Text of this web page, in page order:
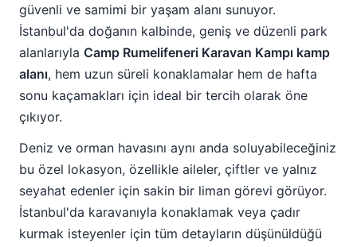
güvenli ve samimi bir yaşam alanı sunuyor.
İstanbul'da doğanın kalbinde, geniş ve düzenli park
alanlarıyla Camp Rumelifeneri Karavan Kampı kamp
alanı, hem uzun süreli konaklamalar hem de hafta
sonu kaçamakları için ideal bir tercih olarak öne
çıkıyor.
Deniz ve orman havasını aynı anda soluyabileceğiniz
bu özel lokasyon, özellikle aileler, çiftler ve yalnız
seyahat edenler için sakin bir liman görevi görüyor.
İstanbul'da karavanıyla konaklamak veya çadır
kurmak isteyenler için tüm detayların düşünüldüğü